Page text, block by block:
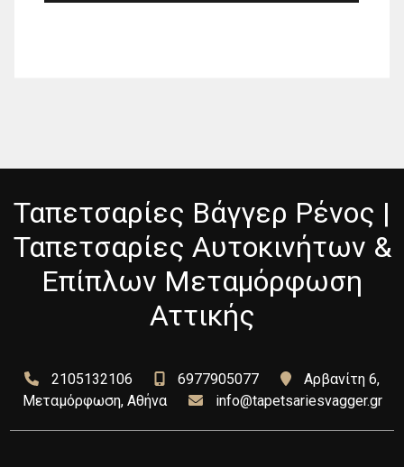
Ταπετσαρίες Βάγγερ Ρένος |
Ταπετσαρίες Αυτοκινήτων &
Επίπλων Μεταμόρφωση
Αττικής
2105132106 6977905077
Αρβανίτη 6,
Μεταμόρφωση, Αθήνα
info@tapetsariesvagger.gr